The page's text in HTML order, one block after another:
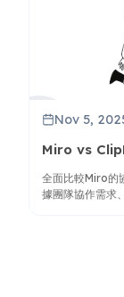
Nov 5,
Miro vs
全面比較Miro的
據團隊協作需求